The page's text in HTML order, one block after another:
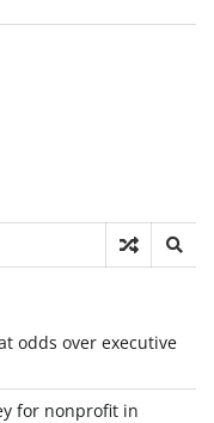
odds over executive
for nonprofit in